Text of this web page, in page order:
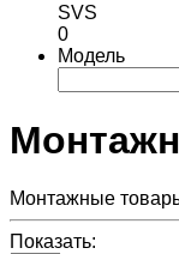
SVS
0
Модель
Монтажные
Показать: